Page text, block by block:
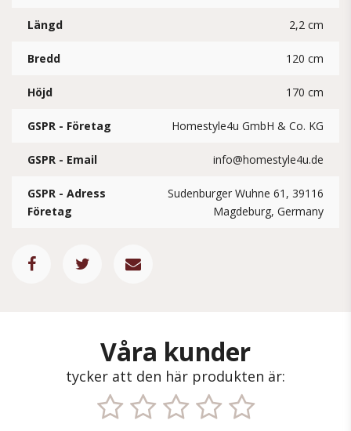
Längd 2,2 cm
Bredd 120 cm
Höjd 170 cm
GSPR - Företag Homestyle4u GmbH & Co. KG
GSPR - Email info@homestyle4u.de
GSPR - Adress
Företag
Sudenburger Wuhne 61, 39116
Magdeburg, Germany
Våra kunder
tycker att den här produkten är: